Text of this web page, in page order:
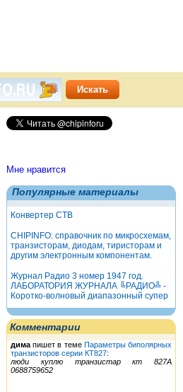
Мне нравится
Популярные материалы
Конвертер СТВ
CHIPINFO: справочник по микросхемам,
транзисторам, диодам, тиристорам и
другим электронным компонентам.
Журнал Радио 3 номер 1947 год.
ЛАБОРАТОРИЯ ЖУРНАЛА ╚РАДИО╩ -
Коротко-волновый диапазонный супер
Комментарии
дима пишет в теме Параметры биполярных
транзисторов серии КТ827:
люди куплю транзистар кт 827А
0688759652